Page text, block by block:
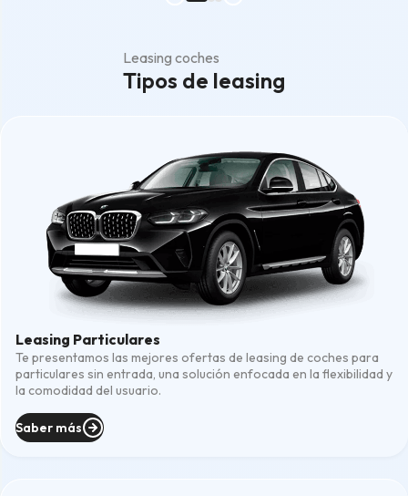
Leasing coches
Tipos de leasing
Leasing Particulares
Te presentamos las mejores ofertas de leasing de coches para
particulares sin entrada, una solución enfocada en la flexibilidad y
la comodidad del usuario.
Saber más